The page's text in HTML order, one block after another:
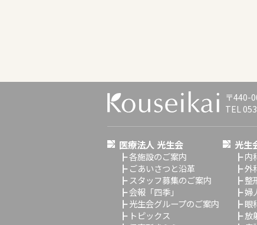
〒440-
TEL
医療法人 光生会
┣各施設のご案内
┣ごあいさつと沿革
┣スタッフ募集のご案内
┣会報「四季」
┣光生会グループのご案内
┣ トピックス
光生
┣内
┣外
┣整
┣婦
┣眼
┣放